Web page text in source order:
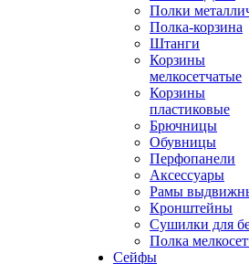
Полки
Полка-корзина
Штанги
Корзины
мелкосетчатые
Корзины
пластиковые
Брючницы
Обувницы
Перфопанели
Аксессуары
Рамы
Кронштейны
Сушилки для
Полка
Сейфы